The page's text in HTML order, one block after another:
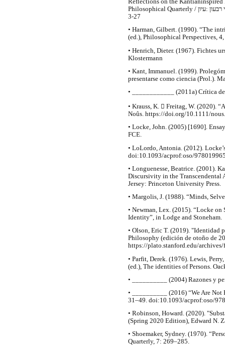
Reflections on the Kantianinspired
Philosophical Quarterly / פילוסופי רבעון :עיון, January 2013, כרך 62 (January 2013), pp.
3-27
• Harman, Gilbert. (1990). “The
(ed.), Philosophical Perspectives,
• Henrich, Dieter. (1967). Fichtes
Klostermann
• Kant, Immanuel. (1999).
presentarse como ciencia (Prol.).
• ____________ (2011a) Crítica
• Krauss, K.  Freitag, W. (2020).
Noûs. https://doi.org/10.1111/
• Locke, John. (2005) [1690].
FCE.
• LoLordo, Antonia. (2012).
doi:10.1093/acprof:oso/
• Longuenesse, Beatrice. (2001).
Discursivity in the Transcendental
Jersey: Princeton University Press.
• Margolis, J. (1988). “Minds,
• Newman, Lex. (2015). “Locke on
Identity”, in Lodge and Stoneham.
• Olson, Eric T. (2019). "Identidad
Philosophy (edición de otoño de
https://plato.stanford.edu/
• Parfit, Derek. (1976). Lewis,
(ed.), The identities of Persons.
• __________ (2004) Razones y
• __________ (2016) “We Are
31–49. doi:10.1093/acprof:oso/
• Robinson, Howard. (2020).
(Spring 2020 Edition), Edward N.
• Shoemaker, Sydney. (1970).
Quarterly, 7: 269–285.